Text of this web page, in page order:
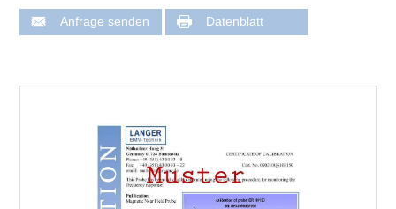
Anfrage senden Datenblatt